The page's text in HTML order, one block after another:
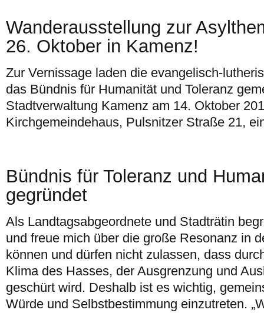
Wanderausstellung zur
26. Oktober in Kamenz!
Zur Vernissage laden die evangelisch-
das Bündnis für Humanität und Toleranz
Stadtverwaltung Kamenz am 14. Oktober
Kirchgemeindehaus, Pulsnitzer Straße 21,
Bündnis für Toleranz und
gegründet
Als Landtagsabgeordnete und Stadträtin
und freue mich über die große Resonanz in
können und dürfen nicht zulassen, dass
Klima des Hasses, der Ausgrenzung und
geschürt wird. Deshalb ist es wichtig,
Würde und Selbstbestimmung einzutreten.